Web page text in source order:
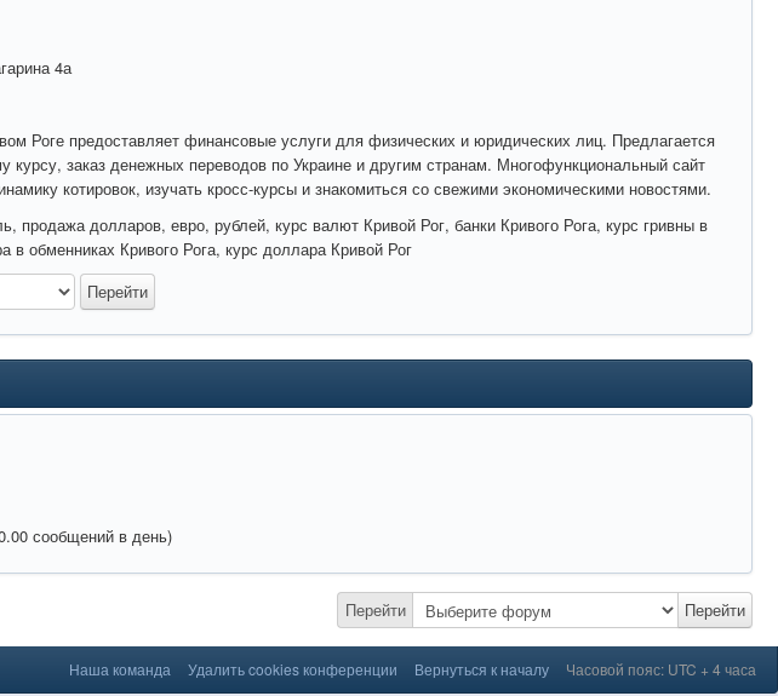
4а
Роге предоставляет финансовые услуги для физических и юридических лиц. Предлагается
курсу, заказ денежных переводов по Украине и другим странам. Многофункциональный сайт
котировок, изучать кросс-курсы и знакомиться со свежими экономическими новостями.
продажа долларов, евро, рублей, курс валют Кривой Рог, банки Кривого Рога, курс гривны в
в обменниках Кривого Рога, курс доллара Кривой Рог
сообщений в день)
Перейти Перейти
Наша команда Удалить cookies конференции Вернуться к началу Часовой пояс: UTC + 4 часа